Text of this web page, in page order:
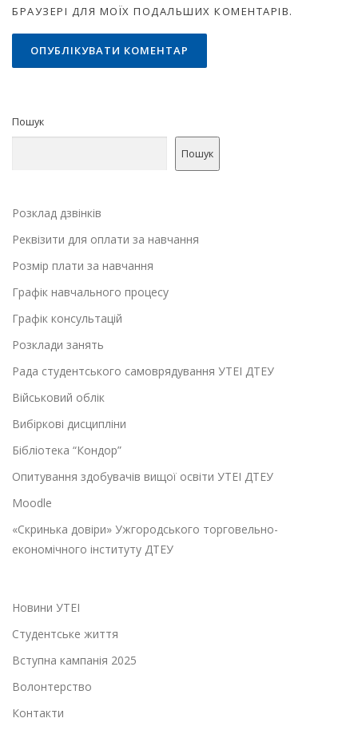
БРАУЗЕРІ ДЛЯ МОЇХ ПОДАЛЬШИХ КОМЕНТАРІВ.
Пошук
Пошук
Розклад дзвінків
Реквізити для оплати за навчання
Розмір плати за навчання
Графік навчального процесу
Графік консультацій
Розклади занять
Рада студентського самоврядування УТЕІ ДТЕУ
Військовий облік
Вибіркові дисципліни
Бібліотека “Кондор”
Опитування здобувачів вищої освіти УТЕІ ДТЕУ
Moodle
«Скринька довіри» Ужгородського торговельно-
економічного інституту ДТЕУ
Новини УТЕІ
Студентське життя
Вступна кампанія 2025
Волонтерство
Контакти